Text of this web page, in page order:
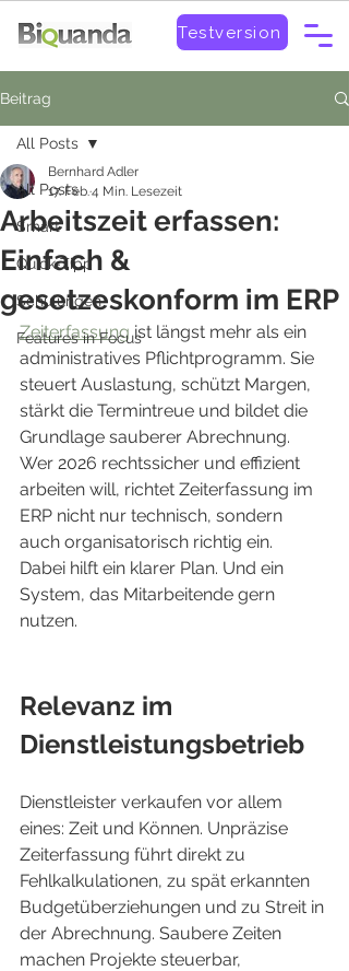
Testversion
Beitrag
All Posts
Smart
Quick-Tipp
Schulungen
Features in Focus
All Posts
Arbeitszeit erfassen:
Einfach &
gesetzeskonform im ERP
Bernhard Adler
17. Feb.4 Min. Lesezeit
Zeiterfassung ist längst mehr als ein
administratives Pflichtprogramm. Sie
steuert Auslastung, schützt Margen,
stärkt die Termintreue und bildet die
Grundlage sauberer Abrechnung.
Wer 2026 rechtssicher und effizient
arbeiten will, richtet Zeiterfassung im
ERP nicht nur technisch, sondern
auch organisatorisch richtig ein.
Dabei hilft ein klarer Plan. Und ein
System, das Mitarbeitende gern
nutzen.
Relevanz im
Dienstleistungsbetrieb
Dienstleister verkaufen vor allem
eines: Zeit und Können. Unpräzise
Zeiterfassung führt direkt zu
Fehlkalkulationen, zu spät erkannten
Budgetüberziehungen und zu Streit in
der Abrechnung. Saubere Zeiten
machen Projekte steuerbar,